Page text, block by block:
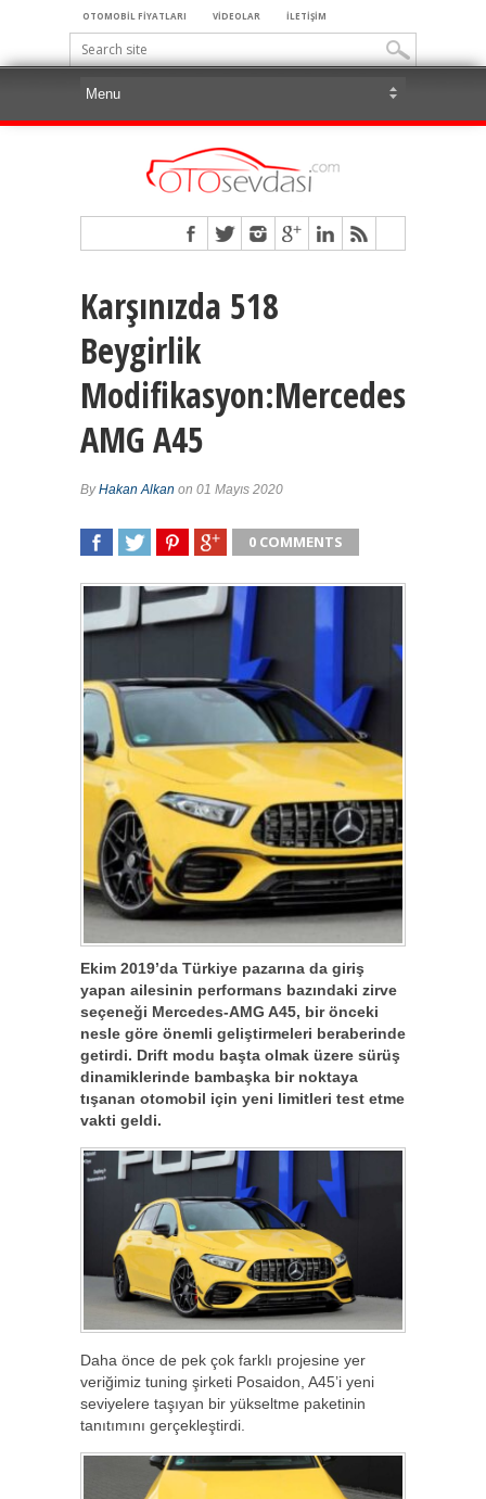
OTOMOBİL FİYATLARI VİDEOLAR İLETİŞİM
Karşınızda 518
Beygirlik
Modifikasyon:Mercedes-
AMG A45
ByHakan Alkan on 01 Mayıs 2020
0 COMMENTS
Ekim 2019’da Türkiye pazarına da giriş
yapan ailesinin performans bazındaki zirve
seçeneği Mercedes-AMG A45, bir önceki
nesle göre önemli geliştirmeleri beraberinde
getirdi. Drift modu başta olmak üzere sürüş
dinamiklerinde bambaşka bir noktaya
tışanan otomobil için yeni limitleri test etme
vakti geldi.
Daha önce de pek çok farklı projesine yer
veriğimiz tuning şirketi Posaidon, A45’i yeni
seviyelere taşıyan bir yükseltme paketinin
tanıtımını gerçekleştirdi.